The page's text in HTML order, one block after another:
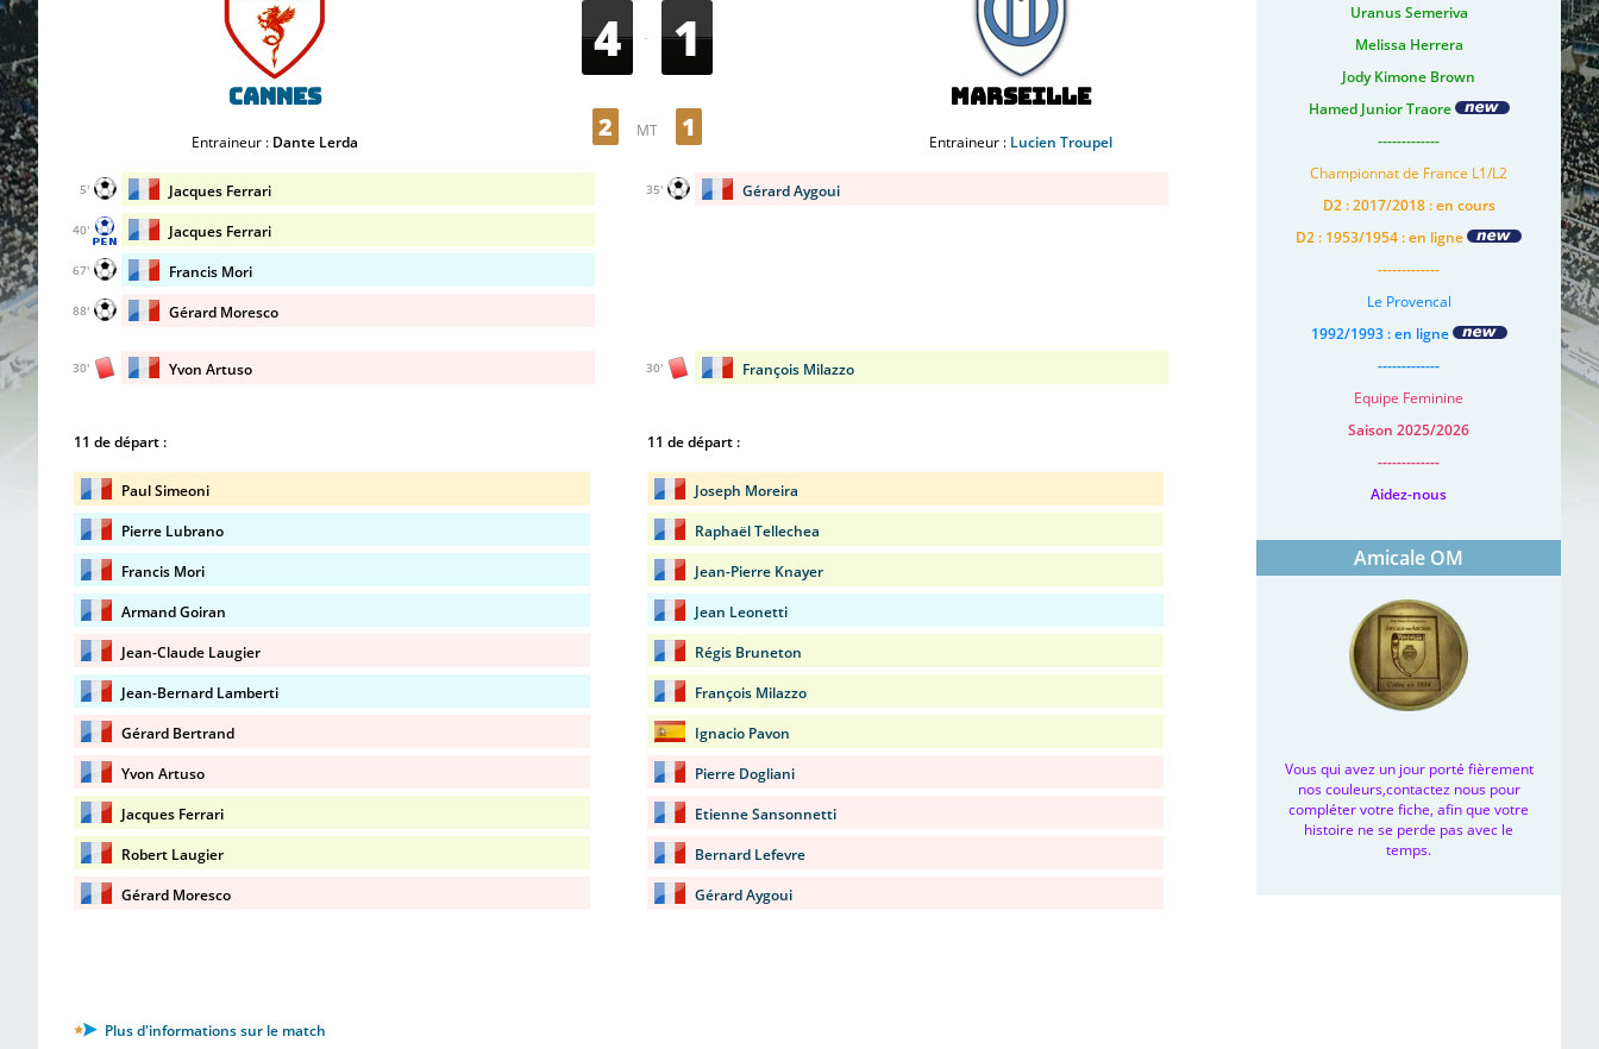
Cannes
Entraineur : Dante Lerda
4 - 1
2 MT 1
Marseille
Entraineur : Lucien Troupel
Jacques Ferrari
5'
Jacques Ferrari
40'
Francis Mori
67'
Gérard Moresco
88'
Gérard Aygoui
35'
Yvon Artuso
30' François Milazzo
30'
11 de départ :
Paul Simeoni
Pierre Lubrano
Francis Mori
Armand Goiran
Jean-Claude Laugier
Jean-Bernard Lamberti
Gérard Bertrand
Yvon Artuso
Jacques Ferrari
Robert Laugier
Gérard Moresco
11 de départ :
Joseph Moreira
Raphaël Tellechea
Jean-Pierre Knayer
Jean Leonetti
Régis Bruneton
François Milazzo
Ignacio Pavon
Pierre Dogliani
Etienne Sansonnetti
Bernard Lefevre
Gérard Aygoui
Plus d'informations sur le match
Uranus Semeriva
Melissa Herrera
Jody Kimone Brown
Hamed Junior Traore
-------------
Championnat de France L1/L2
D2 : 2017/2018 : en cours
D2 : 1953/1954 : en ligne
-------------
Le Provencal
1992/1993 : en ligne
-------------
Equipe Feminine
Saison 2025/2026
-------------
Aidez-nous
Amicale OM
Vous qui avez un jour porté fièrement
nos couleurs,contactez nous pour
compléter votre fiche, afin que votre
histoire ne se perde pas avec le
temps.